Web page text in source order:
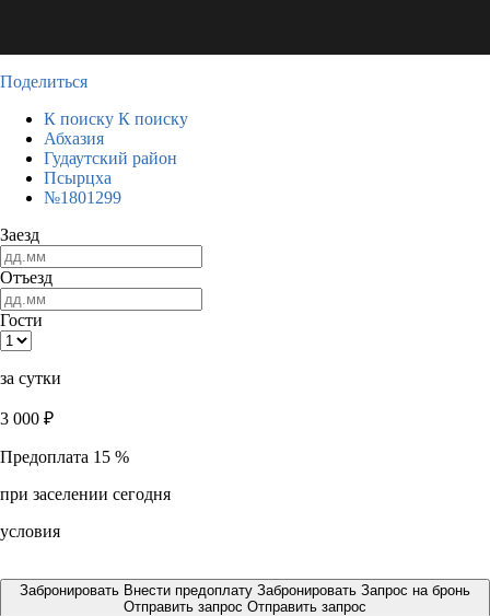
Поделиться
К поиску К поиску
Абхазия
Гудаутский район
Псырцха
№1801299
Заезд
Отъезд
Гости
за сутки
3 000 ₽
Предоплата 15 %
при заселении сегодня
условия
Забронировать Внести предоплату Забронировать Запрос на бронь
Отправить запрос Отправить запрос